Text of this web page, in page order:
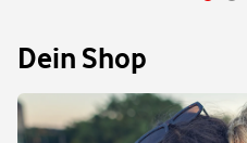
Dein Shop